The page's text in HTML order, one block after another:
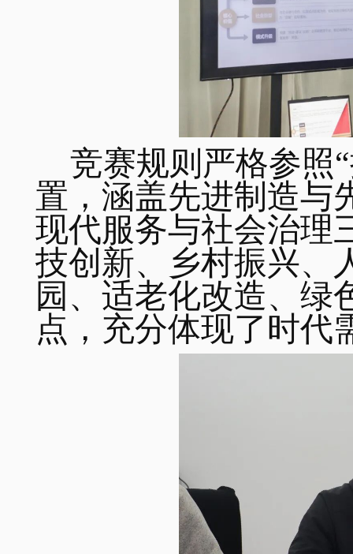
竞赛规则严格参照
置，涵盖先进制造与
现代服务与社会治理
技创新、乡村振兴、
园、适老化改造、绿
点，充分体现了时代